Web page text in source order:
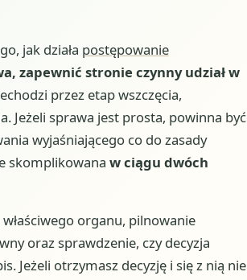
jak działa postępowanie
zapewnić stronie czynny udział w
przez etap wszczęcia,
Jeżeli sprawa jest prosta, powinna być
wyjaśniającego co do zasady
skomplikowana w ciągu dwóch
organu, pilnowanie
oraz sprawdzenie, czy decyzja
Jeżeli otrzymasz decyzję i się z nią nie